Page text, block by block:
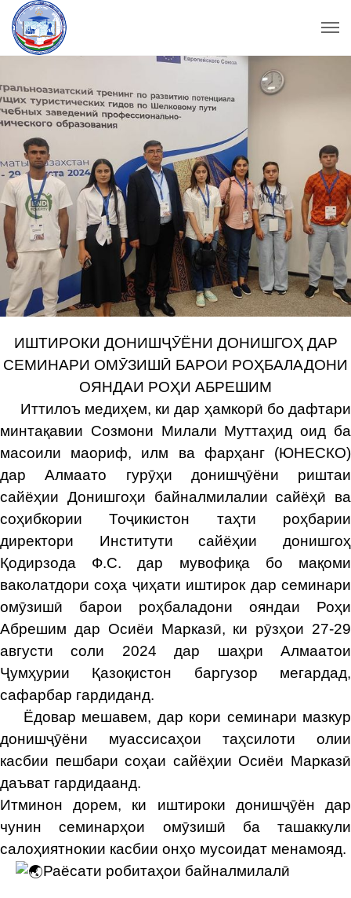
ИШТИРОКИ ДОНИШҶӮЁНИ ДОНИШГОҲ ДАР
СЕМИНАРИ ОМӮЗИШӢ БАРОИ РОҲБАЛАДОНИ
ОЯНДАИ РОҲИ АБРЕШИМ
Иттилоъ медиҳем, ки дар ҳамкорӣ бо дафтари
минтақавии Созмони Милали Муттаҳид оид ба
масоили маориф, илм ва фарҳанг (ЮНЕСКО)
дар Алмаато гурӯҳи донишҷӯёни риштаи
сайёҳии Донишгоҳи байналмилалии сайёҳӣ ва
соҳибкории Тоҷикистон таҳти роҳбарии
директори Институти сайёҳии донишгоҳ
Қодирзода Ф.С. дар мувофиқа бо мақоми
ваколатдори соҳа ҷиҳати иштирок дар семинари
омӯзишӣ барои роҳбаладони ояндаи Роҳи
Абрешим дар Осиёи Марказӣ, ки рӯзҳои 27-29
августи соли 2024 дар шаҳри Алмаатои
Ҷумҳурии Қазоқистон баргузор мегардад,
сафарбар гардиданд.
Ёдовар мешавем, дар кори семинари мазкур
донишҷӯёни муассисаҳои таҳсилоти олии
касбии пешбари соҳаи сайёҳии Осиёи Марказӣ
даъват гардидаанд.
Итминон дорем, ки иштироки донишҷӯён дар
чунин семинарҳои омӯзишӣ ба ташаккули
салоҳиятнокии касбии онҳо мусоидат менамояд.
Раёсати робитаҳои байналмилалӣ